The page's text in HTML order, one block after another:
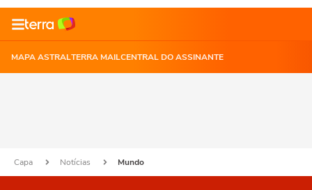
MAPA ASTRALTERRA MAILCENTRAL DO ASSINANTE
Capa Notícias Mundo